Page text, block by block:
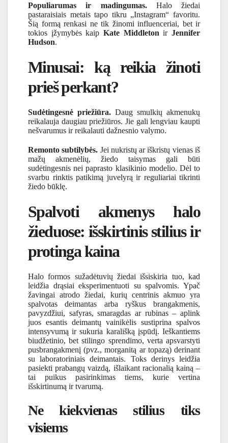
Populiarumas ir madingumas. Halo žiedai
pastaraisiais metais tapo tikru „Instagram“ favoritu.
Šią formą renkasi ne tik žinomi influenceriai, bet ir
tokios įžymybės kaip Kate Middleton irJennifer
Hudson.
Minusai: ką reikia žinoti
prieš perkant?
Sudėtingesnė priežiūra. Daug smulkių akmenukų
reikalauja daugiau priežiūros. Jie gali lengviau kaupti
nešvarumus ir reikalauti dažnesnio valymo.
Remonto subtilybės. Jei nukristų ar iškristų vienas iš
mažų akmenėlių, žiedo taisymas gali būti
sudėtingesnis nei paprasto klasikinio modelio. Dėl to
svarbu rinktis patikimą juvelyrą ir reguliariai tikrinti
žiedo būklę.
Spalvoti akmenys halo
žieduose: išskirtinis stilius ir
protinga kaina
Halo formos sužadėtuvių žiedai išsiskiria tuo, kad
leidžia drąsiai eksperimentuoti su spalvomis. Ypač
žavingai atrodo žiedai, kurių centrinis akmuo yra
spalvotas deimantas arba ryškus brangakmenis,
pavyzdžiui, safyras, smaragdas ar rubinas – aplink
juos esantis deimantų vainikėlis sustiprina spalvos
intensyvumą ir sukuria karališką įspūdį. Ieškantiems
biudžetinio, bet stilingo sprendimo, verta apsvarstyti
pusbrangakmenį (pvz., morganitą ar topazą) derinant
su laboratoriniais deimantais. Toks derinys leidžia
pasiekti prabangų vaizdą, išlaikant racionalią kainą –
tai puikus pasirinkimas tiems, kurie vertina
išskirtinumą ir tvarumą.
Ne kiekvienas stilius tiks
visiems